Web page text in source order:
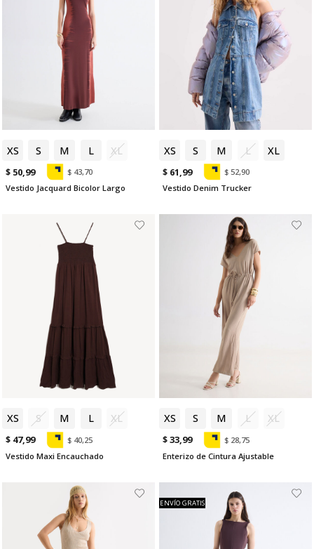
XS S M L XL
$ 50,99
$ 43,70
Vestido Jacquard Bicolor Largo
XS S M L XL
$ 61,99
$ 52,90
Vestido Denim Trucker
XS S M L XL
$ 47,99
$ 40,25
Vestido Maxi Encauchado
XS S M L XL
$ 33,99
$ 28,75
Enterizo de Cintura Ajustable
ENVÍO GRATIS